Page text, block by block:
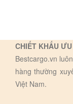
CHIẾT KHẤU
Bestcargo.vn
hàng thường
Việt Nam.